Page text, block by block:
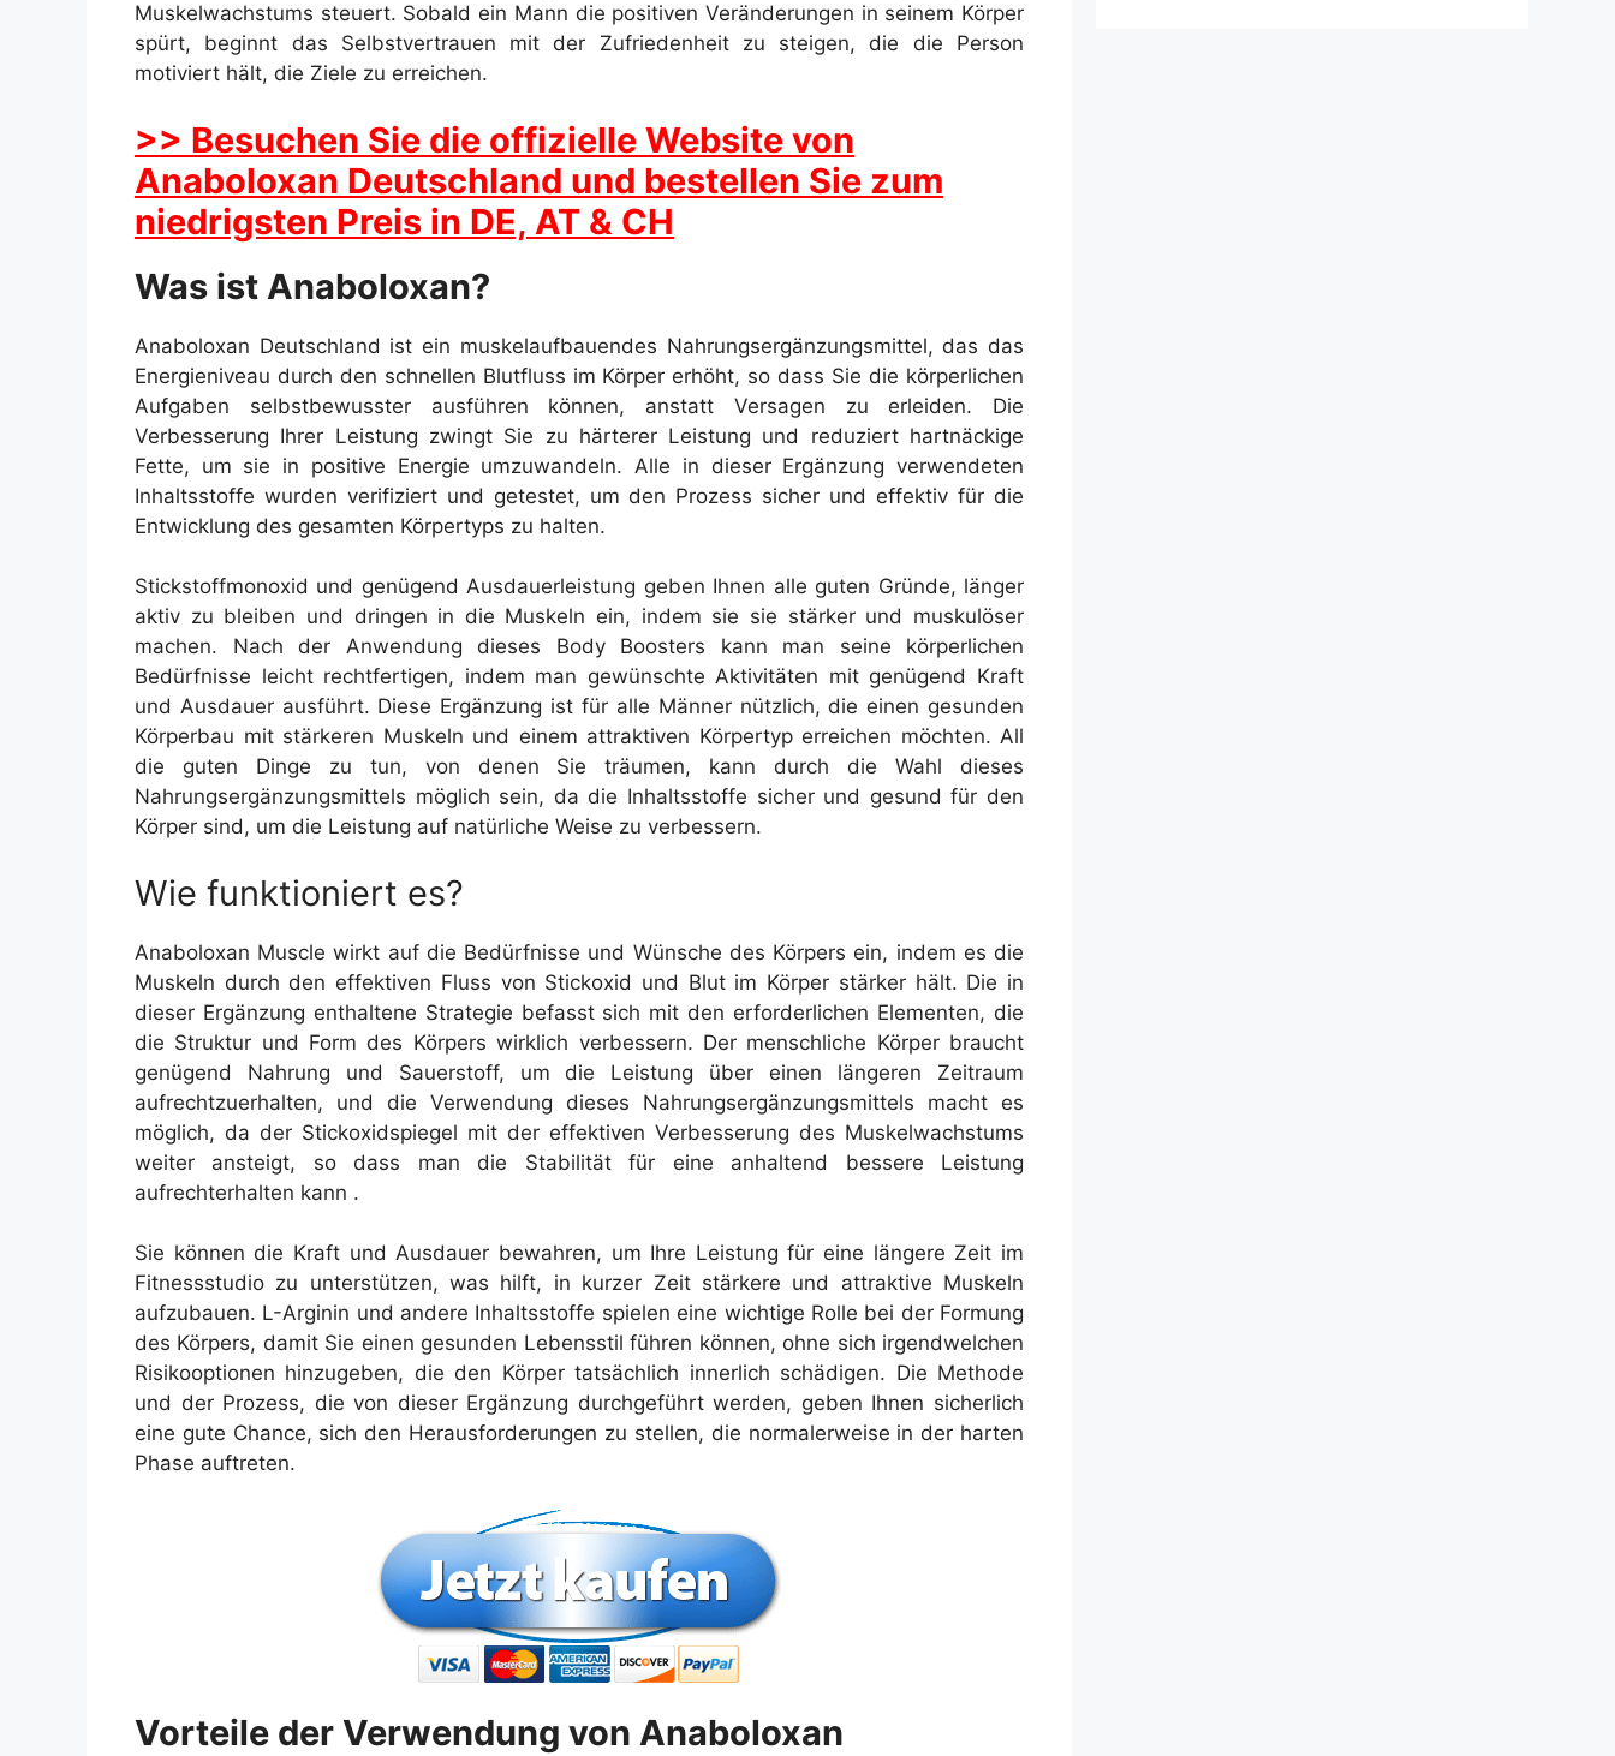
Muskelwachstums steuert. Sobald ein Mann die positiven Veränderungen in seinem Körper
spürt, beginnt das Selbstvertrauen mit der Zufriedenheit zu steigen, die die Person
motiviert hält, die Ziele zu erreichen.
>> Besuchen Sie die offizielle Website von
Anaboloxan Deutschland und bestellen Sie zum
niedrigsten Preis in DE, AT & CH
Was ist Anaboloxan?
Anaboloxan Deutschland ist ein muskelaufbauendes Nahrungsergänzungsmittel, das das
Energieniveau durch den schnellen Blutfluss im Körper erhöht, so dass Sie die körperlichen
Aufgaben selbstbewusster ausführen können, anstatt Versagen zu erleiden. Die
Verbesserung Ihrer Leistung zwingt Sie zu härterer Leistung und reduziert hartnäckige
Fette, um sie in positive Energie umzuwandeln. Alle in dieser Ergänzung verwendeten
Inhaltsstoffe wurden verifiziert und getestet, um den Prozess sicher und effektiv für die
Entwicklung des gesamten Körpertyps zu halten.
Stickstoffmonoxid und genügend Ausdauerleistung geben Ihnen alle guten Gründe, länger
aktiv zu bleiben und dringen in die Muskeln ein, indem sie sie stärker und muskulöser
machen. Nach der Anwendung dieses Body Boosters kann man seine körperlichen
Bedürfnisse leicht rechtfertigen, indem man gewünschte Aktivitäten mit genügend Kraft
und Ausdauer ausführt. Diese Ergänzung ist für alle Männer nützlich, die einen gesunden
Körperbau mit stärkeren Muskeln und einem attraktiven Körpertyp erreichen möchten. All
die guten Dinge zu tun, von denen Sie träumen, kann durch die Wahl dieses
Nahrungsergänzungsmittels möglich sein, da die Inhaltsstoffe sicher und gesund für den
Körper sind, um die Leistung auf natürliche Weise zu verbessern.
Wie funktioniert es?
Anaboloxan Muscle wirkt auf die Bedürfnisse und Wünsche des Körpers ein, indem es die
Muskeln durch den effektiven Fluss von Stickoxid und Blut im Körper stärker hält. Die in
dieser Ergänzung enthaltene Strategie befasst sich mit den erforderlichen Elementen, die
die Struktur und Form des Körpers wirklich verbessern. Der menschliche Körper braucht
genügend Nahrung und Sauerstoff, um die Leistung über einen längeren Zeitraum
aufrechtzuerhalten, und die Verwendung dieses Nahrungsergänzungsmittels macht es
möglich, da der Stickoxidspiegel mit der effektiven Verbesserung des Muskelwachstums
weiter ansteigt, so dass man die Stabilität für eine anhaltend bessere Leistung
aufrechterhalten kann .
Sie können die Kraft und Ausdauer bewahren, um Ihre Leistung für eine längere Zeit im
Fitnessstudio zu unterstützen, was hilft, in kurzer Zeit stärkere und attraktive Muskeln
aufzubauen. L-Arginin und andere Inhaltsstoffe spielen eine wichtige Rolle bei der Formung
des Körpers, damit Sie einen gesunden Lebensstil führen können, ohne sich irgendwelchen
Risikooptionen hinzugeben, die den Körper tatsächlich innerlich schädigen. Die Methode
und der Prozess, die von dieser Ergänzung durchgeführt werden, geben Ihnen sicherlich
eine gute Chance, sich den Herausforderungen zu stellen, die normalerweise in der harten
Phase auftreten.
Vorteile der Verwendung von Anaboloxan